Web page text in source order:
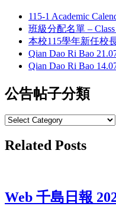
115-1 Academic
班級分配名單 – Class
本校115學年新任校
Qian Dao Ri Bao
Qian Dao Ri Bao
公告帖子分類
公
帖
Related Posts
Web 千島日報